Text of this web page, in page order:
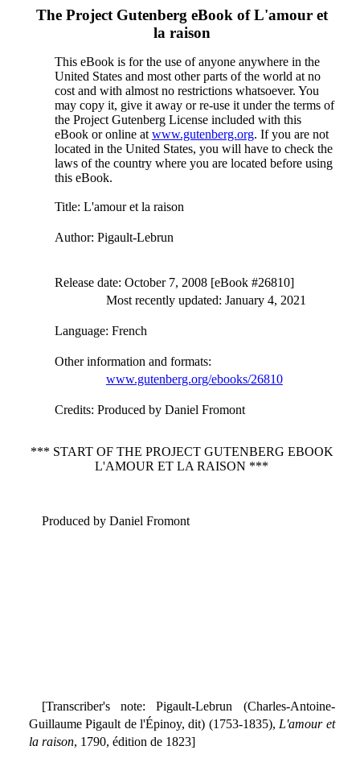
The Project Gutenberg eBook ofL'amour et
la raison
This eBook is for the use of anyone anywhere in the
United States and most other parts of the world at no
cost and with almost no restrictions whatsoever. You
may copy it, give it away or re-use it under the terms of
the Project Gutenberg License included with this
eBook or online at www.gutenberg.org. If you are not
located in the United States, you will have to check the
laws of the country where you are located before using
this eBook.
Title: L'amour et la raison
Author: Pigault-Lebrun
Release date: October 7, 2008 [eBook #26810]
Most recently updated: January 4, 2021
Language: French
Other information and formats:
www.gutenberg.org/ebooks/26810
Credits: Produced by Daniel Fromont
*** START OF THE PROJECT GUTENBERG EBOOK
L'AMOUR ET LA RAISON ***
Produced by Daniel Fromont
[Transcriber's note: Pigault-Lebrun (Charles-Antoine-
Guillaume Pigault de l'Épinoy, dit) (1753-1835), L'amour et
la raison, 1790, édition de 1823]